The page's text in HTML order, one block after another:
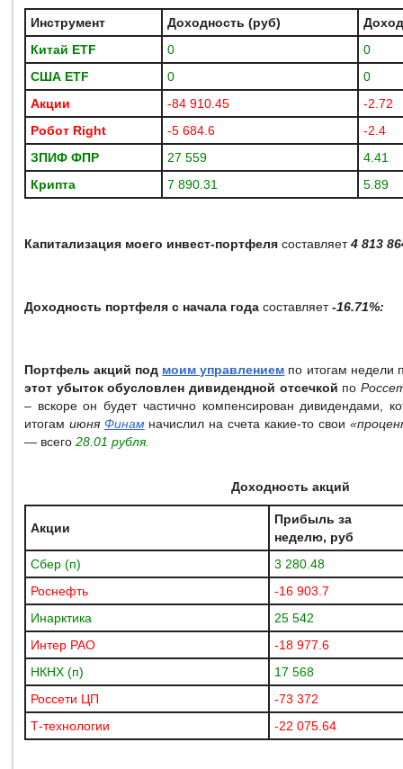
Инструмент Доходность (руб)
Китай ETF
0
0
США ETF 0
0
Акции
-84 910.45
-2.72
Робот Right -5 684.6
-2.4
ЗПИФ ФПР
27 559
4.41
Крипта
7 890.31 5.89
Капитализация моего инвест-портфеля составляет4 813
Доходность портфеля с начала года составляет-16.71%:
Портфель акций под моим управлением по итогам недели
этот убыток обусловлен дивидендной отсечкой по
– вскоре он будет частично компенсирован дивидендами,
итогам июня Финамначислил на счета какие-то свои
— всего 28.01 рубля.
Доходность акций
Акции
Прибыль за
неделю, руб
Сбер (п)
3 280.48
Роснефть
-16 903.7
Инарктика
25 542
Интер РАО
-18 977.6
НКНХ (п)
17 568
Россети ЦП
-73 372
Т-технологии
-22 075.64